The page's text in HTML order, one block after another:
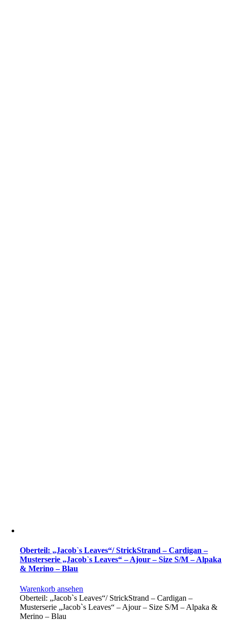
Oberteil: „Jacob`s Leaves“/ StrickStrand – Cardigan –
Musterserie „Jacob`s Leaves“ – Ajour – Size S/M – Alpaka
& Merino – Blau
Warenkorb ansehen
Oberteil: „Jacob`s Leaves“/ StrickStrand – Cardigan –
Musterserie „Jacob`s Leaves“ – Ajour – Size S/M – Alpaka &
Merino – Blau